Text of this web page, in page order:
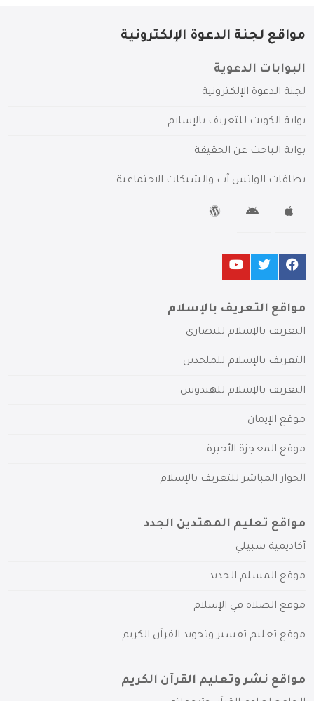
مواقع لجنة الدعوة الإلكترونية
البوابات الدعوية
لجنة الدعوة الإلكترونية
بوابة الكويت للتعريف بالإسلام
بوابة الباحث عن الحقيقة
بطاقات الواتس آب والشبكات الاجتماعية
مواقع التعريف بالإسلام
التعريف بالإسلام للنصارى
التعريف بالإسلام للملحدين
التعريف بالإسلام للهندوس
موقع الإيمان
موقع المعجزة الأخيرة
الحوار المباشر للتعريف بالإسلام
مواقع تعليم المهتدين الجدد
أكاديمية سبيلي
موقع المسلم الجديد
موقع الصلاة في الإسلام
موقع تعليم تفسير وتجويد القرآن الكريم
مواقع نشر وتعليم القرآن الكريم